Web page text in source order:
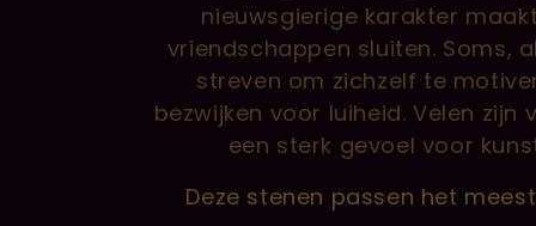
nieuwsgierige karakter
vriendschappen sluiten. Soms,
streven om zichzelf te
bezwijken voor luiheid. Velen
een sterk gevoel voor
Deze stenen passen het